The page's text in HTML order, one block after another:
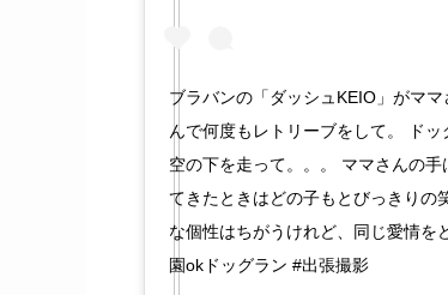
ブラバンの「ダッシュKEIO」がマ
んで何度もレトリーブをして。 ド
空の下を走って。。。 ママさんの
てきたときはどの子もとびっきりの
な個性はちがうけれど、同じ愛情を
園okドッグラン #出張撮影